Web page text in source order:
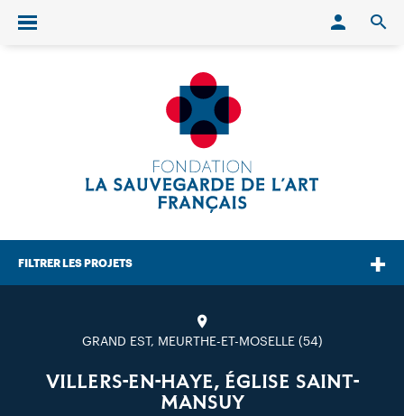
Ouvrir/fermer le menu
FILTRER LES PROJETS
GRAND EST, MEURTHE-ET-MOSELLE (54)
VILLERS-EN-HAYE, ÉGLISE SAINT-
MANSUY